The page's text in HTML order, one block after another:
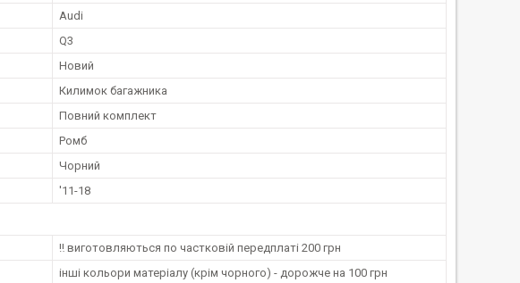
Audi
Q3
Новий
Килимок багажника
Повний комплект
Ромб
Чорний
'11-18
‼️ виготовляються по частковій передплаті 200 грн
інші кольори матеріалу (крім чорного) - дорожче на 100 грн